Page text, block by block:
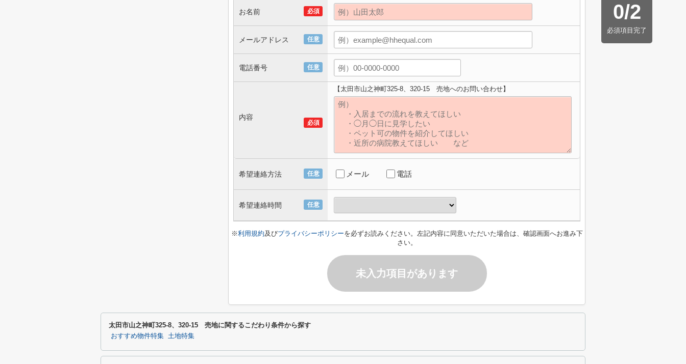
0/2
必須項目完了
必須
お名前
任意
メールアドレス
任意
電話番号
必須
内容
【太田市山之神町325-8、320-15 売地へのお問い合わせ】
任意
希望連絡方法 メール 電話
任意
希望連絡時間
※利用規約及びプライバシーポリシーを必ずお読みください。左記内容に同意いただいた場合は、確認画面へお進み下
さい。
未入力項目があります
太田市山之神町325-8、320-15 売地に関するこだわり条件から探す
おすすめ物件特集 土地特集